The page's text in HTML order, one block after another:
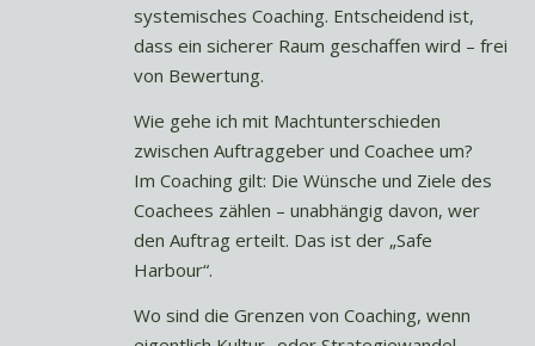
systemisches Coaching. Entscheidend ist,
dass ein sicherer Raum geschaffen wird – frei
von Bewertung.
Wie gehe ich mit Machtunterschieden
zwischen Auftraggeber und Coachee um?
Im Coaching gilt: Die Wünsche und Ziele des
Coachees zählen – unabhängig davon, wer
den Auftrag erteilt. Das ist der „Safe
Harbour“.
Wo sind die Grenzen von Coaching, wenn